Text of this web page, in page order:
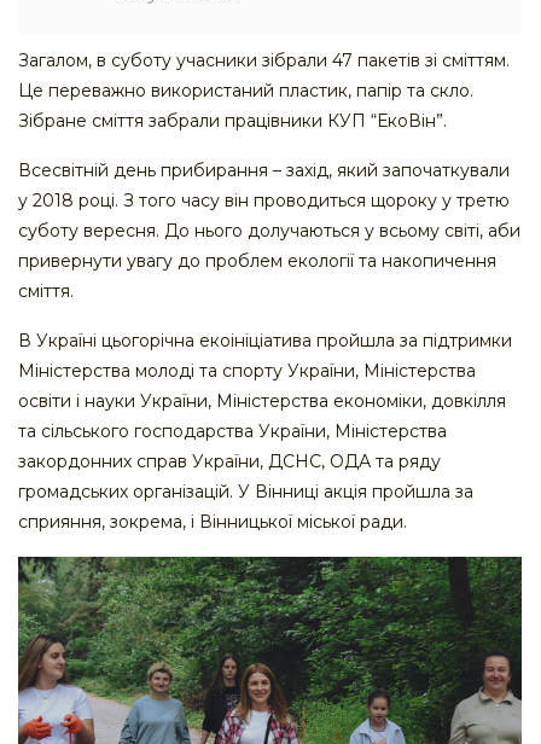
Загалом, в суботу учасники зібрали 47 пакетів зі сміттям.
Це переважно використаний пластик, папір та скло.
Зібране сміття забрали працівники КУП “ЕкоВін”.
Всесвітній день прибирання – захід, який започаткували
у 2018 році. З того часу він проводиться щороку у третю
суботу вересня. До нього долучаються у всьому світі, аби
привернути увагу до проблем екології та накопичення
сміття.
В Україні цьогорічна екоініціатива пройшла за підтримки
Міністерства молоді та спорту України, Міністерства
освіти і науки України, Міністерства економіки, довкілля
та сільського господарства України, Міністерства
закордонних справ України, ДСНС, ОДА та ряду
громадських організацій. У Вінниці акція пройшла за
сприяння, зокрема, і Вінницької міської ради.